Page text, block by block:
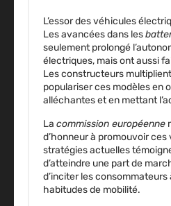
L’essor desvéhicules
Les avancées dans les
seulement prolongé
électriques, mais ont aussi
Lesconstructeurs
populariser ces modèles en
alléchantes et en mettant
La commission européenne
d’honneur à promouvoir ces
stratégies actuelles
d’atteindre une part de
d’inciter lesconsommateurs
habitudes de mobilité.